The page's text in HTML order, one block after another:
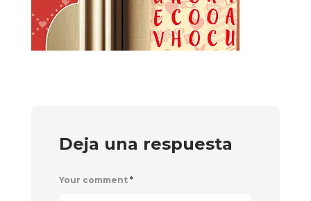
Deja una respuesta
Your comment *